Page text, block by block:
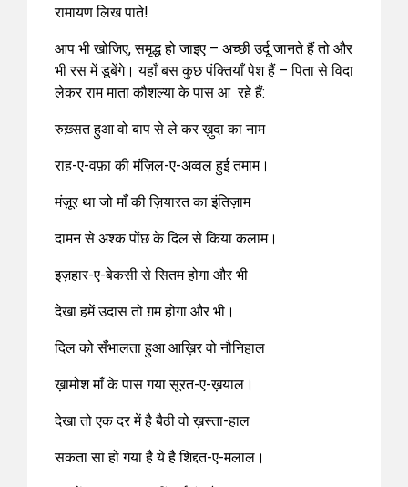
रामायण लिख पाते!
आप भी खोजिए, समृद्ध हो जाइए – अच्छी उर्दू जानते हैं तो और
भी रस में डूबेंगे। यहाँ बस कुछ पंक्तियाँ पेश हैं – पिता से विदा
लेकर राम माता कौशल्या के पास आ रहे हैं:
रुख़्सत हुआ वो बाप से ले कर ख़ुदा का नाम
राह-ए-वफ़ा की मंज़िल-ए-अव्वल हुई तमाम।
मंज़ूर था जो माँ की ज़ियारत का इंतिज़ाम
दामन से अश्क पोंछ के दिल से किया कलाम।
इज़हार-ए-बेकसी से सितम होगा और भी
देखा हमें उदास तो ग़म होगा और भी।
दिल को सँभालता हुआ आख़िर वो नौनिहाल
ख़ामोश माँ के पास गया सूरत-ए-ख़याल।
देखा तो एक दर में है बैठी वो ख़स्ता-हाल
सकता सा हो गया है ये है शिद्दत-ए-मलाल।